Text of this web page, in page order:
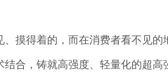
摸得着的，而在消费者看不见
合，铸就高强度、轻量化的超